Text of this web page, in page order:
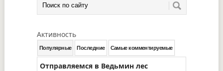
Активность
Популярные Последние Самые комментируемые
Отправляемся в Ведьмин лес